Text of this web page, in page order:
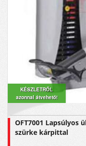
KÉSZLETRŐL
azonnal átvehető!
OFT7001 Lapsúlyos
szürke kárpittal